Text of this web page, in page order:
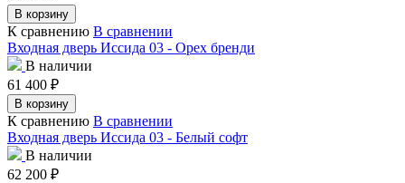
В корзину
К сравнению В сравнении
Входная дверь Иссида 03 - Орех бренди
В наличии
61 400 ₽
В корзину
К сравнению В сравнении
Входная дверь Иссида 03 - Белый софт
В наличии
62 200 ₽